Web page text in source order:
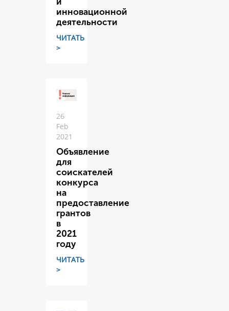
инновационной
деятельности
ЧИТАТЬ
>
26
Feb
2021
Объявление
для
соискателей
конкурса
на
предоставление
грантов
в
2021
году
ЧИТАТЬ
>